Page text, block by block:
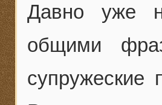
Давно уже
общими